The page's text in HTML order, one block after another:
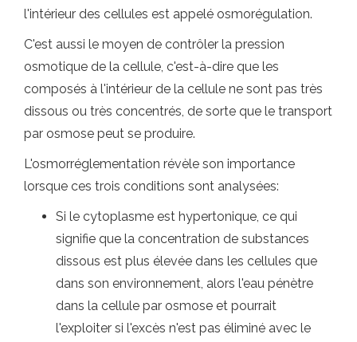
l'intérieur des cellules est appelé osmorégulation.
C'est aussi le moyen de contrôler la pression
osmotique de la cellule, c'est-à-dire que les
composés à l'intérieur de la cellule ne sont pas très
dissous ou très concentrés, de sorte que le transport
par osmose peut se produire.
L'osmorréglementation révèle son importance
lorsque ces trois conditions sont analysées:
Si le cytoplasme est hypertonique, ce qui
signifie que la concentration de substances
dissous est plus élevée dans les cellules que
dans son environnement, alors l'eau pénètre
dans la cellule par osmose et pourrait
l'exploiter si l'excès n'est pas éliminé avec le